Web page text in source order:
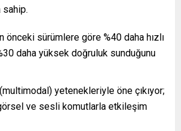
sahip.
önceki sürümlere göre %40 daha hızlı
daha yüksek doğruluk sunduğunu
yetenekleriyle öne çıkıyor;
ve sesli komutlarla etkileşim